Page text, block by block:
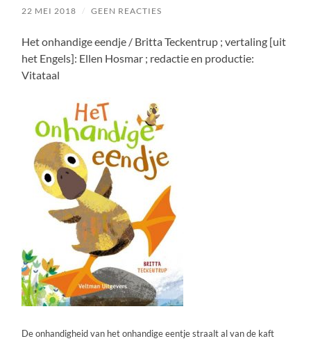
22 MEI 2018 / GEEN REACTIES
Het onhandige eendje / Britta Teckentrup ; vertaling [uit
het Engels]: Ellen Hosmar ; redactie en productie:
Vitataal
De onhandigheid van het onhandige eentje straalt al van de kaft